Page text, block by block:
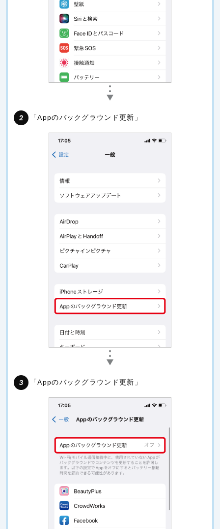
「Appのバックグラウンド更新」
「Appのバックグラウンド更新」